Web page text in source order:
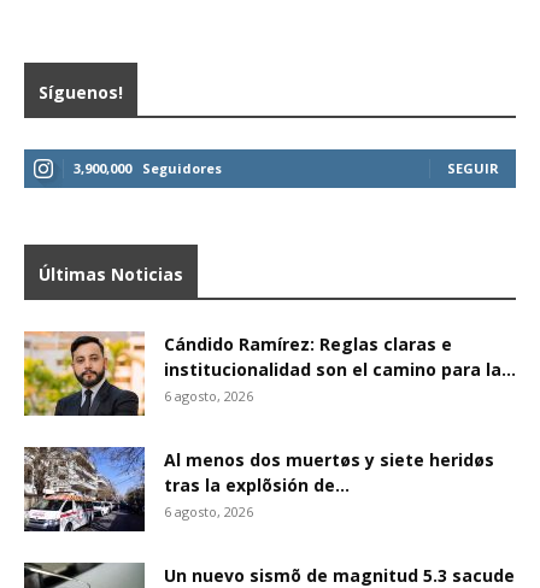
Síguenos!
3,900,000 Seguidores SEGUIR
Últimas Noticias
Cándido Ramírez: Reglas claras e
institucionalidad son el camino para la...
6 agosto, 2026
Al menos dos muertøs y siete heridøs
tras la explõsión de...
6 agosto, 2026
Un nuevo sismõ de magnitud 5.3 sacude